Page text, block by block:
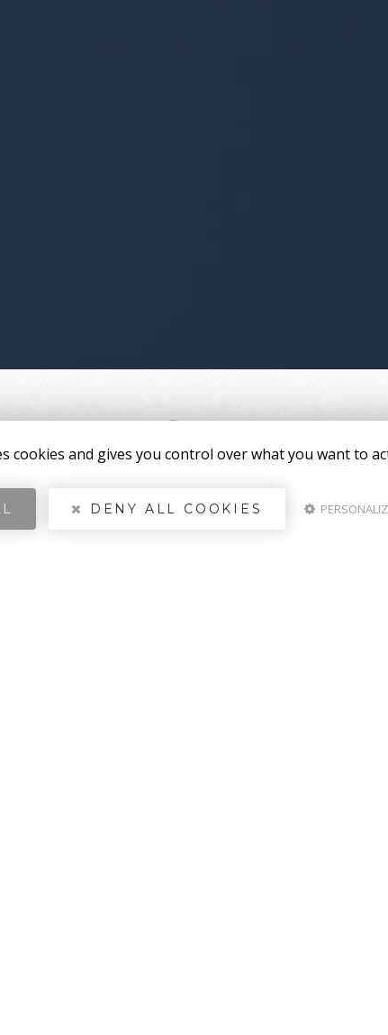
cookies and gives you control over what you want to
DENY ALL COOKIES